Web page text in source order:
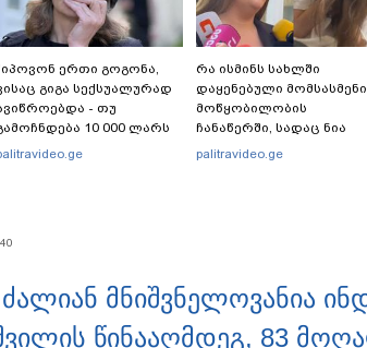
ერთი გოგონა,
გიგა სექსუალურად
- თუ
10 000 ლარს
ოფიციალურად,
რა ისმინს სახლში
დაყენებული მომსასმენი
მოწყობილობის
ჩანაწერში, სადაც ნია
იმნაძე მამას ესაუბრება?
palitravideo.ge
ძალიან მნიშვნელოვანია
წინააღმდეგ, 83